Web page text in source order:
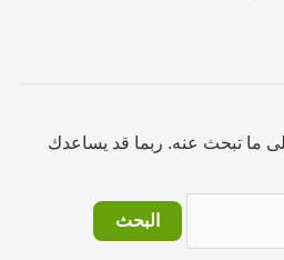
على ما تبحث عنه. ربما قد يساعدك